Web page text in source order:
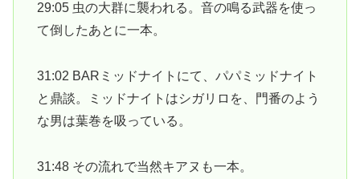
29:05 虫の大群に襲われる。音の鳴る武器を使っ
て倒したあとに一本。
31:02 BARミッドナイトにて、パパミッドナイト
と鼎談。ミッドナイトはシガリロを、門番のよう
な男は葉巻を吸っている。
31:48 その流れで当然キアヌも一本。